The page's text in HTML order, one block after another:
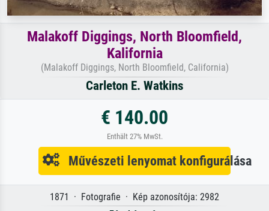
Malakoff Diggings, North Bloomfield,
Kalifornia
(Malakoff Diggings, North Bloomfield, California)
Carleton E. Watkins
€ 140.00
Enthält 27% MwSt.
Művészeti lenyomat konfigurálása
1871 · Fotografie · Kép azonosítója: 2982